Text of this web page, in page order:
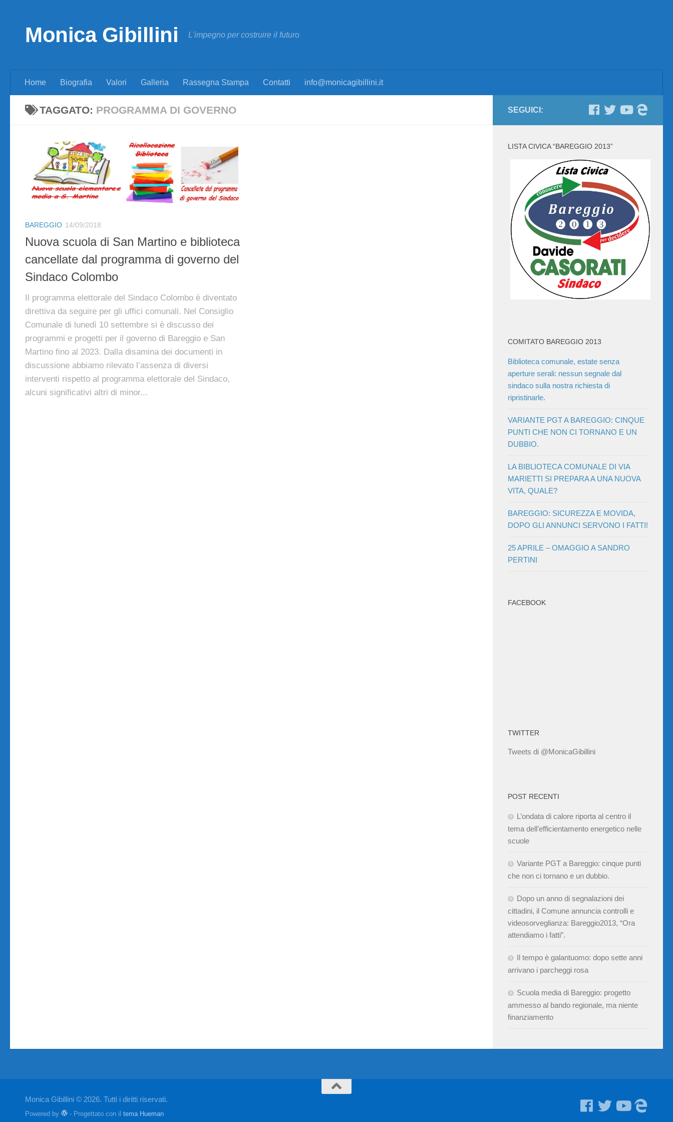
Monica Gibillini L'impegno per costruire il futuro
Home Biografia Valori Galleria Rassegna Stampa Contatti info@monicagibillini.it
TAGGATO: PROGRAMMA DI GOVERNO
BAREGGIO 14/09/2018
Nuova scuola di San Martino e biblioteca
cancellate dal programma di governo del
Sindaco Colombo
Il programma elettorale del Sindaco Colombo è diventato
direttiva da seguire per gli uffici comunali. Nel Consiglio
Comunale di lunedì 10 settembre si è discusso dei
programmi e progetti per il governo di Bareggio e San
Martino fino al 2023. Dalla disamina dei documenti in
discussione abbiamo rilevato l’assenza di diversi
interventi rispetto al programma elettorale del Sindaco,
alcuni significativi altri di minor...
SEGUICI:
LISTA CIVICA “BAREGGIO 2013”
COMITATO BAREGGIO 2013
Biblioteca comunale, estate senza
aperture serali: nessun segnale dal
sindaco sulla nostra richiesta di
ripristinarle.
VARIANTE PGT A BAREGGIO: CINQUE
PUNTI CHE NON CI TORNANO E UN
DUBBIO.
LA BIBLIOTECA COMUNALE DI VIA
MARIETTI SI PREPARA A UNA NUOVA
VITA, QUALE?
BAREGGIO: SICUREZZA E MOVIDA,
DOPO GLI ANNUNCI SERVONO I FATTI!
25 APRILE – OMAGGIO A SANDRO
PERTINI
FACEBOOK
TWITTER
Tweets di @MonicaGibillini
POST RECENTI
L’ondata di calore riporta al centro il
tema dell’efficientamento energetico nelle
scuole
Variante PGT a Bareggio: cinque punti
che non ci tornano e un dubbio.
Dopo un anno di segnalazioni dei
cittadini, il Comune annuncia controlli e
videosorveglianza: Bareggio2013, “Ora
attendiamo i fatti”.
Il tempo è galantuomo: dopo sette anni
arrivano i parcheggi rosa
Scuola media di Bareggio: progetto
ammesso al bando regionale, ma niente
finanziamento
Monica Gibillini © 2026. Tutti i diritti riservati.
Powered by - Progettato con iltema Hueman